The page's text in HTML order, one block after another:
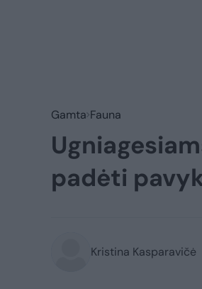
Gamta Fauna
padėti
Kristina Kasparavičė